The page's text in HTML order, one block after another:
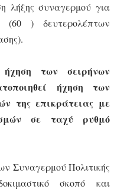
λήξης συναγερμού για
(60 ) δευτερολέπτων
των σειρήνων
ήχηση των
της επικράτειας με
σε ταχύ ρυθμό
Συναγερμού Πολιτικής
σκοπό και